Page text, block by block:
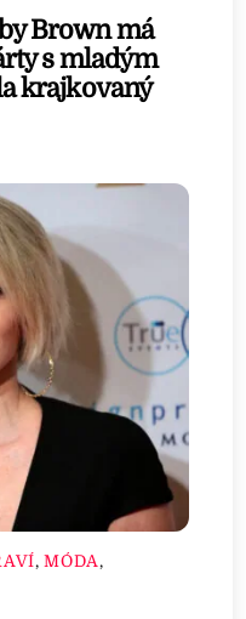
Brown má
s mladým
krajkovaný
,MÓDA,